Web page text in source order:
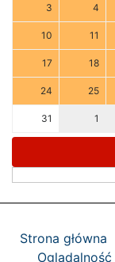
3 4
10 11
17 18
24 25
31 1
Strona główna
Oglądalność